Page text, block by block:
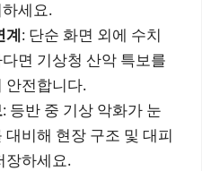
세요.
계: 단순 화면 외에 수치
면 기상청 산악 특보를
안전합니다.
: 등반 중 기상 악화가 눈
비해 현장 구조 및 대피
장하세요.